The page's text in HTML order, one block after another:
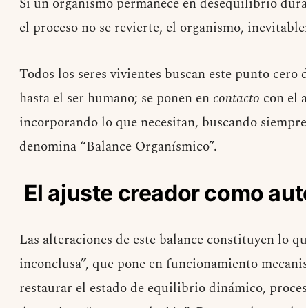
el proceso no se revierte, el organismo,
Todos los seres vivientes buscan este punto
hasta el ser humano; se ponen en contacto con el
incorporando lo que necesitan, buscando
denomina “Balance Organísmico”.
El ajuste creador como
Las alteraciones de este balance constituyen lo
inconclusa”, que pone en funcionamiento
restaurar el estado de equilibrio dinámico,